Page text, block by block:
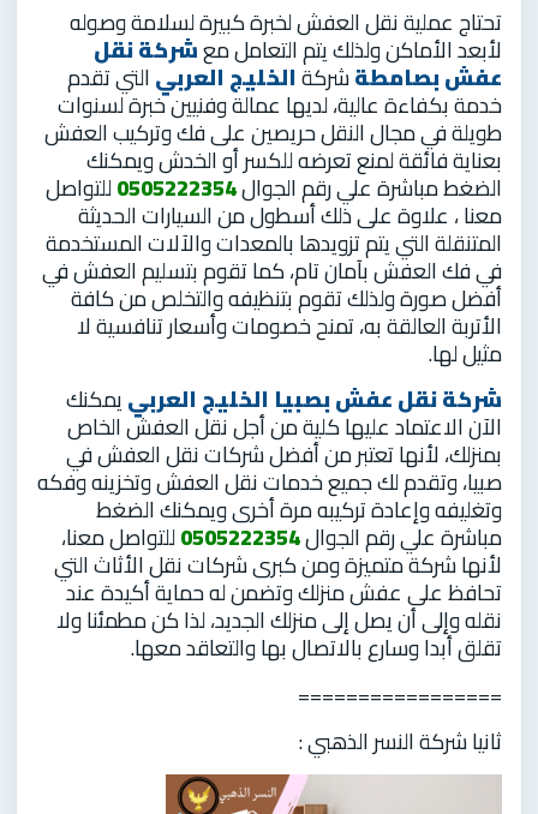
تحتاج عملية نقل العفش لخبرة كبيرة لسلامة وصوله
لأبعد الأماكن ولذلك يتم التعامل معشركة نقل
عفش بصامطةشركةالخليج العربيالتي تقدم
خدمة بكفاءة عالية، لديها عمالة وفنيين خبرة لسنوات
طويلة في مجال النقل حريصين على فك وتركيب العفش
بعناية فائقة لمنع تعرضه للكسر أو الخدش ويمكنك
الضغط مباشرة علي رقم الجوال0505222354للتواصل
معنا ، علاوة على ذلك أسطول من السيارات الحديثة
المتنقلة التي يتم تزويدها بالمعدات والآلات المستخدمة
في فك العفش بآمان تام، كما تقوم بتسليم العفش في
أفضل صورة ولذلك تقوم بتنظيفه والتخلص من كافة
الأتربة العالقة به، تمنح خصومات وأسعار تنافسية لا
مثيل لها.
شركة نقل عفش بصبيا الخليج العربييمكنك
الآن الاعتماد عليها كلية من أجل نقل العفش الخاص
بمنزلك، لأنها تعتبر من أفضل شركات نقل العفش في
صبيا، وتقدم لك جميع خدمات نقل العفش وتخزينه وفكه
وتغليفه وإعادة تركيبه مرة أخرى ويمكنك الضغط
مباشرة علي رقم الجوال0505222354للتواصل معنا،
لأنها شركة متميزة ومن كبرى شركات نقل الأثاث التي
تحافظ على عفش منزلك وتضمن له حماية أكيدة عند
نقله وإلى أن يصل إلى منزلك الجديد، لذا كن مطمئنا ولا
تقلق أبدا وسارع بالاتصال بها والتعاقد معها.
=================
ثانيا شركة النسر الذهبي :